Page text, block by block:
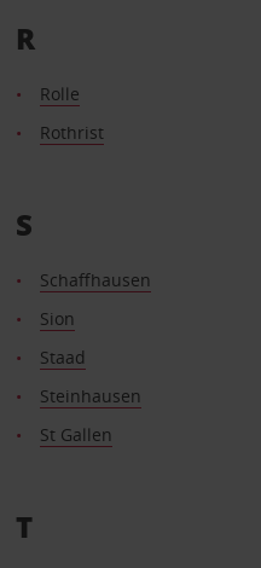
R
Rolle
Rothrist
S
Schaffhausen
Sion
Staad
Steinhausen
St Gallen
T